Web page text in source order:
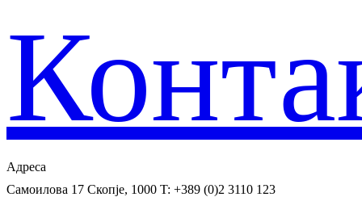
Адреса
Самоилова 17 Скопје, 1000 T: +389 (0)2 3110 123